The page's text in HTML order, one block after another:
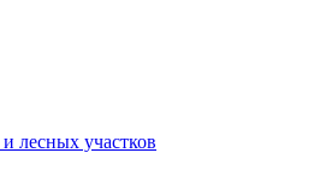
лесных участков